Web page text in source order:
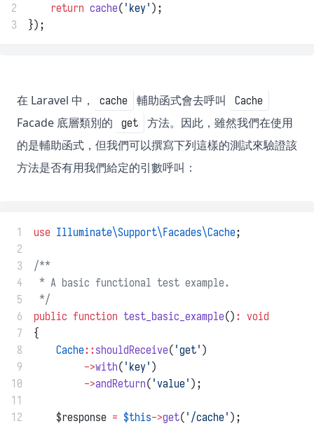
2
return cache( 'key' );
3
});
在 Laravel 中， cache 輔助函式會去呼叫 Cache
Facade 底層類別的 get
方法。因此，雖然我們在使用
的是輔助函式，但我們可以撰寫下列這樣的測試來驗證該
方法是否有用我們給定的引數呼叫：
1 use Illuminate\Support\Facades\Cache;
2
3
/**
4
* A basic functional test example.
5
*/
6
public function test_basic_example() : void
7
{
8
Cache::shouldReceive( 'get' )
9
->with( 'key' )
10
->andReturn( 'value' );
11
12
    $response
= $this->get( '/cache' );